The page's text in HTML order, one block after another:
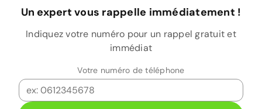
Un expert vous rappelle immédiatement !
Indiquez votre numéro pour un rappel gratuit et
immédiat
Votre numéro de téléphone